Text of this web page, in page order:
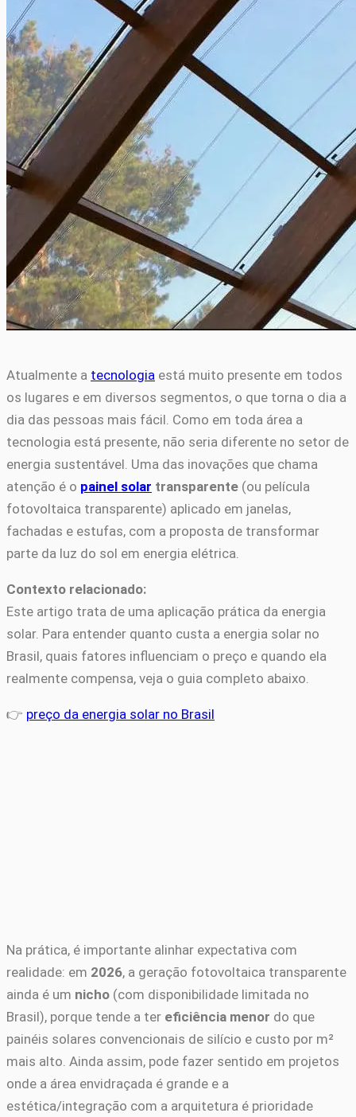
Atualmente a tecnologia está muito presente em todos
os lugares e em diversos segmentos, o que torna o dia a
dia das pessoas mais fácil. Como em toda área a
tecnologia está presente, não seria diferente no setor de
energia sustentável. Uma das inovações que chama
atenção é o painel solar transparente (ou película
fotovoltaica transparente) aplicado em janelas,
fachadas e estufas, com a proposta de transformar
parte da luz do sol em energia elétrica.
Contexto relacionado:
Este artigo trata de uma aplicação prática da energia
solar. Para entender quanto custa a energia solar no
Brasil, quais fatores influenciam o preço e quando ela
realmente compensa, veja o guia completo abaixo.
👉 preço da energia solar no Brasil
Na prática, é importante alinhar expectativa com
realidade: em 2026, a geração fotovoltaica transparente
ainda é um nicho (com disponibilidade limitada no
Brasil), porque tende a ter eficiência menor do que
painéis solares convencionais de silício e custo por m²
mais alto. Ainda assim, pode fazer sentido em projetos
onde a área envidraçada é grande e a
estética/integração com a arquitetura é prioridade